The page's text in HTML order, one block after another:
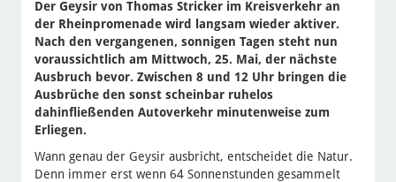
Der Geysir von Thomas Stricker im Kreisverkehr an
der Rheinpromenade wird langsam wieder aktiver.
Nach den vergangenen, sonnigen Tagen steht nun
voraussichtlich am Mittwoch, 25. Mai, der nächste
Ausbruch bevor. Zwischen 8 und 12 Uhr bringen die
Ausbrüche den sonst scheinbar ruhelos
dahinfließenden Autoverkehr minutenweise zum
Erliegen.
Wann genau der Geysir ausbricht, entscheidet die Natur.
Denn immer erst wenn 64 Sonnenstunden gesammelt